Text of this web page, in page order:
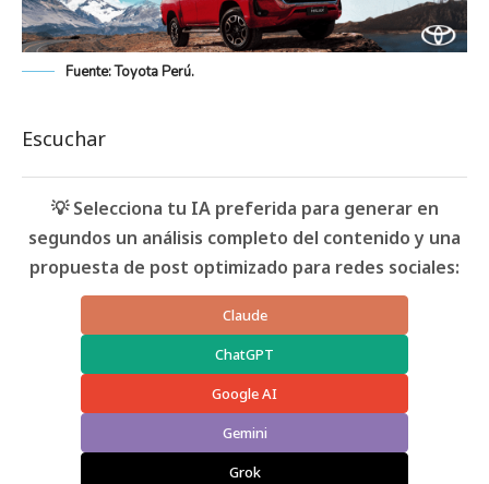
Fuente: Toyota Perú.
Escuchar
💡 Selecciona tu IA preferida para generar en
segundos un análisis completo del contenido y una
propuesta de post optimizado para redes sociales:
Claude
ChatGPT
Google AI
Gemini
Grok